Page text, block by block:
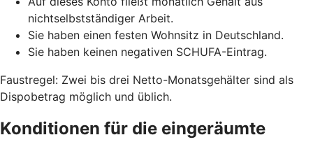
nichtselbstständiger Arbeit.
Sie haben einen festen Wohnsitz in Deutschland.
Sie haben keinen negativen SCHUFA-Eintrag.
Faustregel: Zwei bis drei Netto-Monatsgehälter sind als
Dispobetrag möglich und üblich.
Konditionen für die eingeräumte